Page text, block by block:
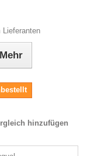
Lieferanten
Mehr
hinzufügen